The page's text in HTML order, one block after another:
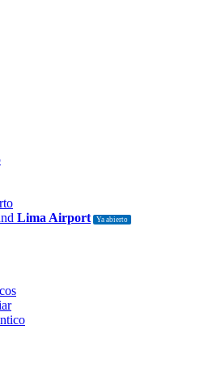
Lima Airport Ya abierto